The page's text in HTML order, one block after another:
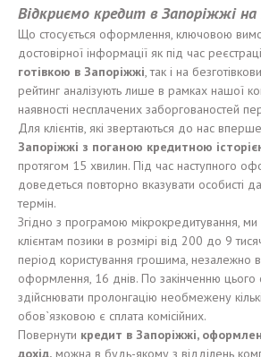
Відкриємо кредит в Запоріжжіна
Що стосується оформлення, ключовою
достовірної інформації як під час
готівкою в Запоріжжі, так і на
рейтинг аналізують лише в рамках нашої
наявності несплачених заборгованостей
Для клієнтів, які звертаються до нас
Запоріжжі з поганою кредитною істор
протягом 15 хвилин. Під час наступного
доведеться повторно вказувати особисті
термін.
Згідно з програмою мікрокредитування,
клієнтам позики в розмірі від 200 до 9
період користування грошима, незалежно
оформлення, 16 днів. По закінченню цього
здійснювати пролонгацію необмежену
обов`язковою є сплата комісійних.
Повернути кредит в Запоріжжі,
дохід, можна в будь-якому з відділень